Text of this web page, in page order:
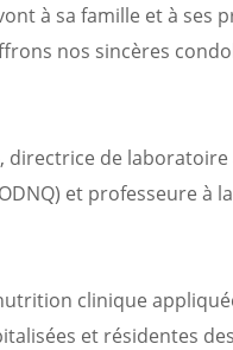
à sa famille et à
nos sincères
de laboratoire
et professeure à
clinique
et résidentes